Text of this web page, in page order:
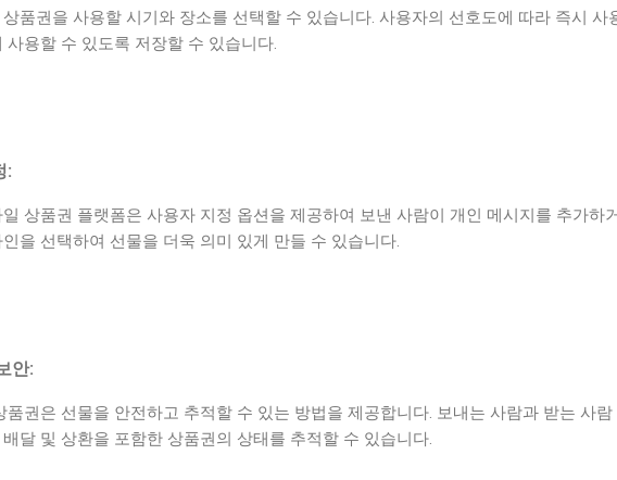
품권을 사용할 시기와 장소를 선택할 수 있습니다. 사용자의 선호도에 따라 즉시 사
사용할 수 있도록 저장할 수 있습니다.
:
상품권 플랫폼은 사용자 지정 옵션을 제공하여 보낸 사람이 개인 메시지를 추가하
을 선택하여 선물을 더욱 의미 있게 만들 수 있습니다.
안:
품권은 선물을 안전하고 추적할 수 있는 방법을 제공합니다. 보내는 사람과 받는 사람
달 및 상환을 포함한 상품권의 상태를 추적할 수 있습니다.